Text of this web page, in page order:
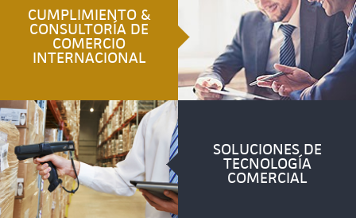
CUMPLIMIENTO &
CONSULTORÍA DE
COMERCIO
INTERNACIONAL
SOLUCIONES DE
TECNOLOGÍA
COMERCIAL